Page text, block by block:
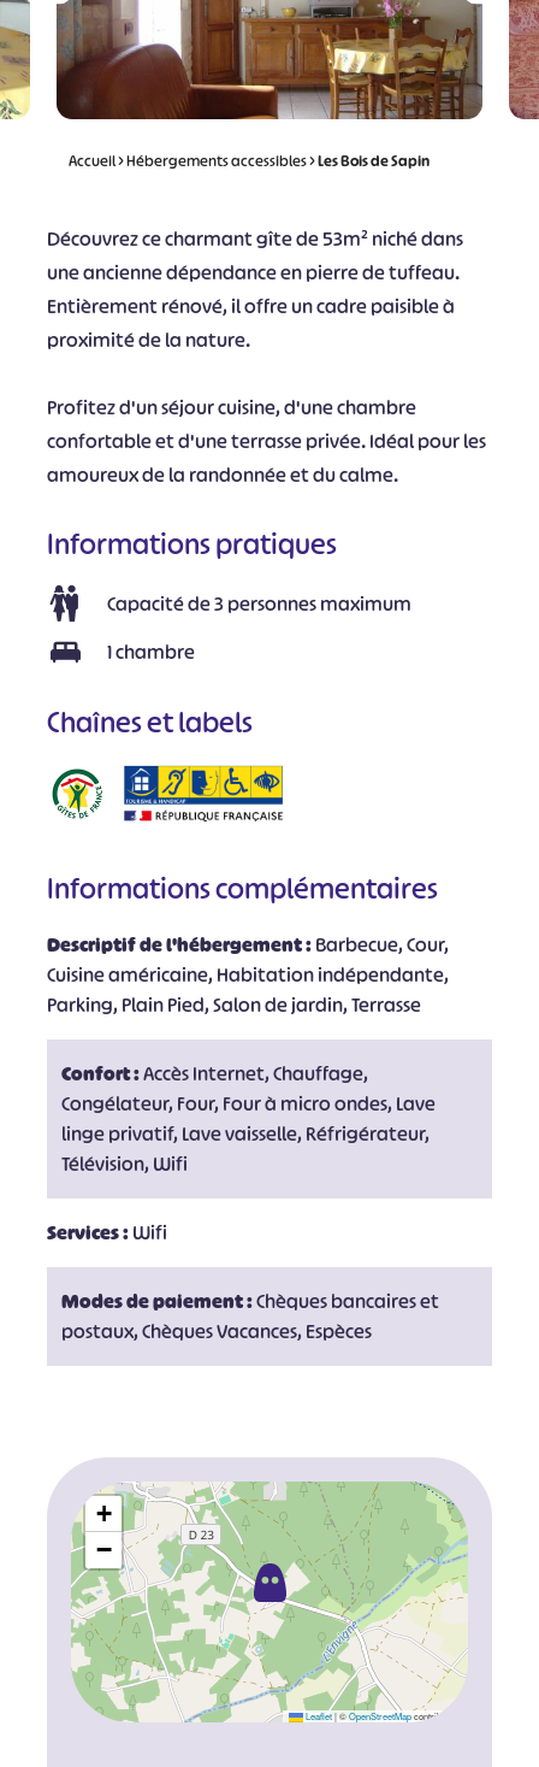
Accueil>Hébergements accessibles>Les Bois de Sapin
Découvrez ce charmant gîte de 53m² niché dans
une ancienne dépendance en pierre de tuffeau.
Entièrement rénové, il offre un cadre paisible à
proximité de la nature.
Profitez d'un séjour cuisine, d'une chambre
confortable et d'une terrasse privée. Idéal pour les
amoureux de la randonnée et du calme.
Informations pratiques
Capacité de 3 personnes maximum
1 chambre
Chaînes et labels
Informations complémentaires
Descriptif de l'hébergement :Barbecue, Cour,
Cuisine américaine, Habitation indépendante,
Parking, Plain Pied, Salon de jardin, Terrasse
Confort :Accès Internet, Chauffage,
Congélateur, Four, Four à micro ondes, Lave
linge privatif, Lave vaisselle, Réfrigérateur,
Télévision, Wifi
Services :Wifi
Modes de paiement :Chèques bancaires et
postaux, Chèques Vacances, Espèces
+
−
Leaflet |©OpenStreetMapcontributors